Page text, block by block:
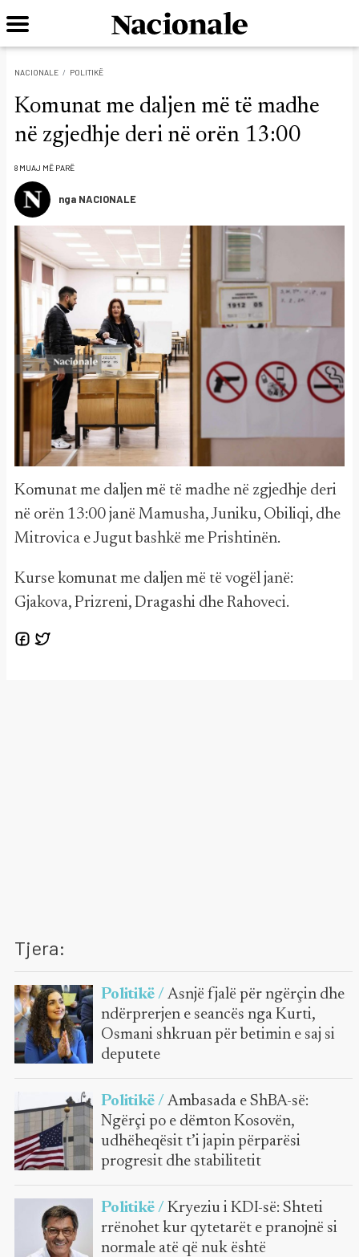
NACIONALE POLITIKË
Komunat me daljen më të madhe
në zgjedhje deri në orën 13:00
8 MUAJ MË PARË
nga NACIONALE
Komunat me daljen më të madhe në zgjedhje deri
në orën 13:00 janë Mamusha, Juniku, Obiliqi, dhe
Mitrovica e Jugut bashkë me Prishtinën.
Kurse komunat me daljen më të vogël janë:
Gjakova, Prizreni, Dragashi dhe Rahoveci.
Tjera:
Politikë / Asnjë fjalë për ngërçin dhe
ndërprerjen e seancës nga Kurti,
Osmani shkruan për betimin e saj si
deputete
Politikë / Ambasada e ShBA-së:
Ngërçi po e dëmton Kosovën,
udhëheqësit t’i japin përparësi
progresit dhe stabilitetit
Politikë / Kryeziu i KDI-së: Shteti
rrënohet kur qytetarët e pranojnë si
normale atë që nuk është